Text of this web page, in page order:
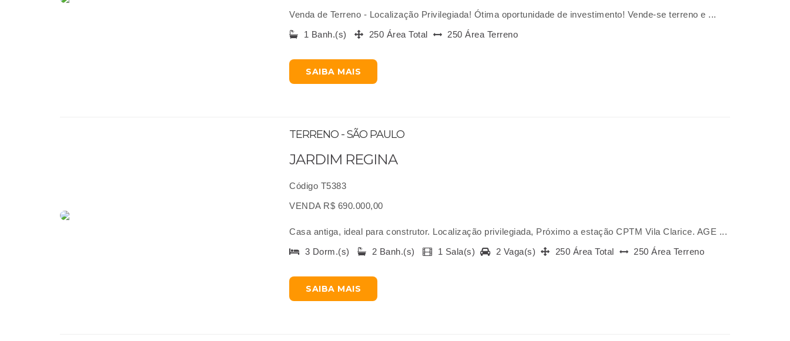
Venda de Terreno - Localização Privilegiada! Ótima oportunidade de investimento! Vende-se terreno e ...
1 Banh.(s)
250 Área Total 250 Área Terreno
SAIBA MAIS
TERRENO - SÃO PAULO
JARDIM REGINA
Código T5383
VENDA R$ 690.000,00
Casa antiga, ideal para construtor. Localização privilegiada, Próximo a estação CPTM Vila Clarice. AGE ...
3 Dorm.(s)
2 Banh.(s) 1 Sala(s) 2 Vaga(s) 250 Área Total 250 Área Terreno
SAIBA MAIS